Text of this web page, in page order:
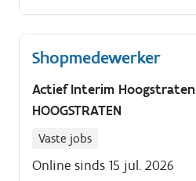
Shopmedewerker
Actief Interim Hoogstraten
HOOGSTRATEN
Vaste jobs
Online sinds 15 jul. 2026